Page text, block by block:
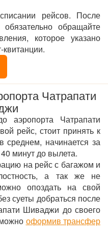
рейсов. После
обращайте
которое указано
Чатрапати
аэропорта Чатрапати
рейс, стоит принять к
среднем, начинается за
минут до вылета.
на рейс с багажом и
а так же не
опоздать на свой
суеты добраться после
Шиваджи до своего
оформив трансфер